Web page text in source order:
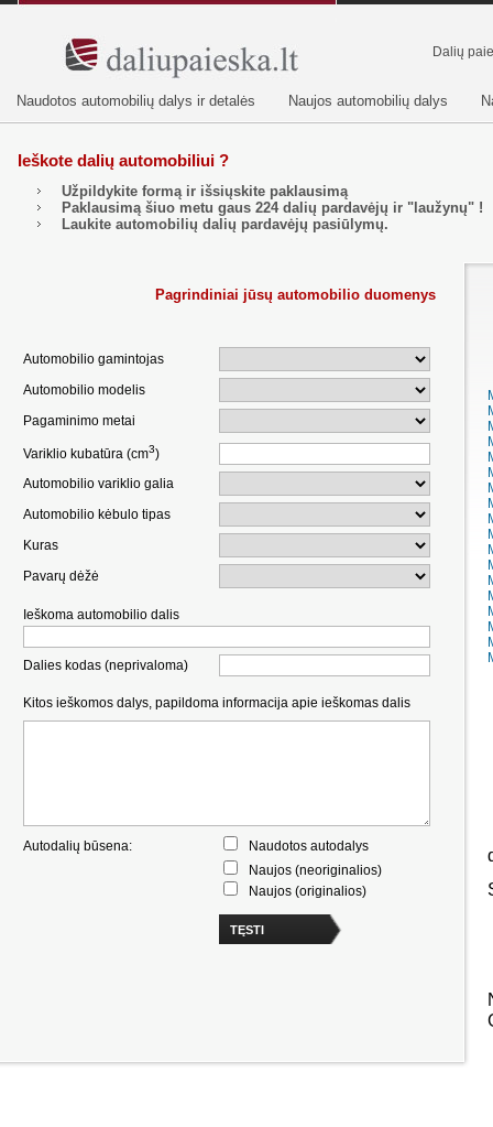
Dalių
Naudotos automobilių dalys ir detalės Naujos automobilių dalys
Ieškote dalių automobiliui ?
Užpildykite formą ir išsiųskite paklausimą
Paklausimą šiuo metu gaus 224dalių pardavėjų ir "laužynų" !
Laukite automobilių dalių pardavėjų pasiūlymų.
Pagrindiniai jūsų automobilio duomenys
Automobilio gamintojas
Automobilio modelis
Pagaminimo metai
Variklio kubatūra (cm3)
Automobilio variklio galia
Automobilio kėbulo tipas
Kuras
Pavarų dėžė
Ieškoma automobilio dalis
Dalies kodas (neprivaloma)
Kitos ieškomos dalys, papildoma informacija apie ieškomas dalis
Autodalių būsena:
Naudotos autodalys
Naujos (neoriginalios)
Naujos (originalios)
TĘSTI